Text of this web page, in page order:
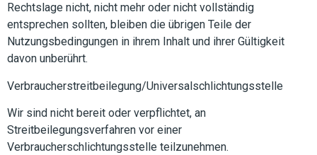
Rechtslage nicht, nicht mehr oder nicht vollständig
entsprechen sollten, bleiben die übrigen Teile der
Nutzungsbedingungen in ihrem Inhalt und ihrer Gültigkeit
davon unberührt.
Verbraucher­streit­beilegung/Universal­schlichtungs­stelle
Wir sind nicht bereit oder verpflichtet, an
Streitbeilegungsverfahren vor einer
Verbraucherschlichtungsstelle teilzunehmen.